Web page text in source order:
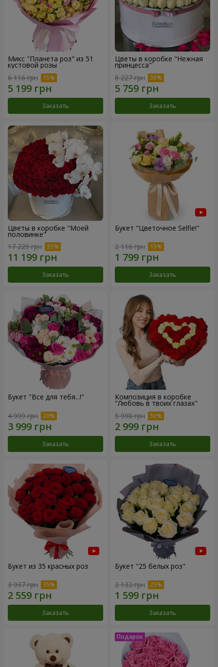
Микс "Планета роз" из 51
кустовой розы
6 116 грн
Заказать
Цветы в коробке "Нежная
принцесса"
8 227 грн
Заказать
Цветы в коробке "Моей
половинке"
17 229 грн
Заказать
Букет "Цветочное Selfie!"
2 116 грн
Заказать
Букет "Все для тебя...!"
4 999 грн
Заказать
Композиция в коробке
"Любовь в твоих глазах"
5 998 грн
Заказать
Букет из 35 красных роз
3 937 грн
Заказать
Букет "25 белых роз"
2 132 грн
Заказать